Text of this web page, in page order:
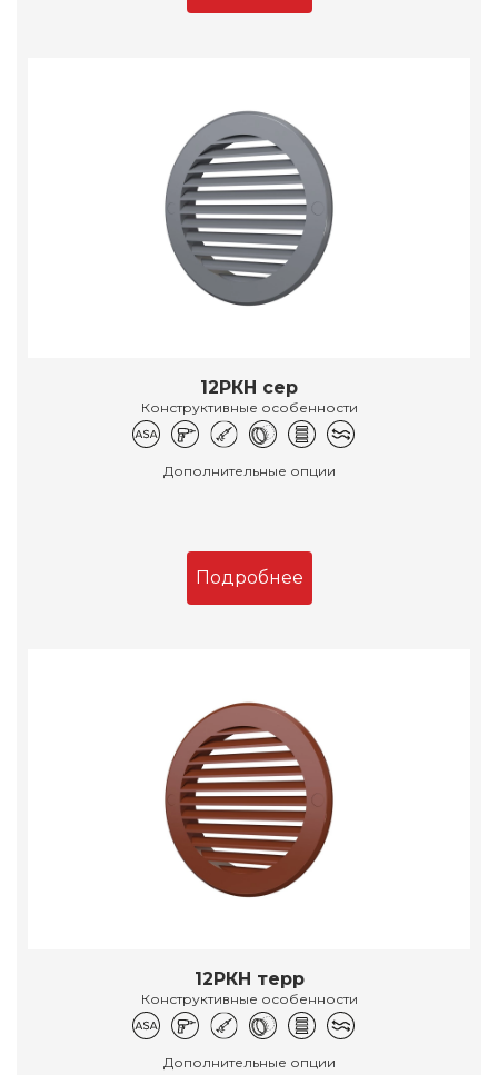
12РКН сер
Конструктивные особенности
Дополнительные опции
Подробнее
12РКН терр
Конструктивные особенности
Дополнительные опции